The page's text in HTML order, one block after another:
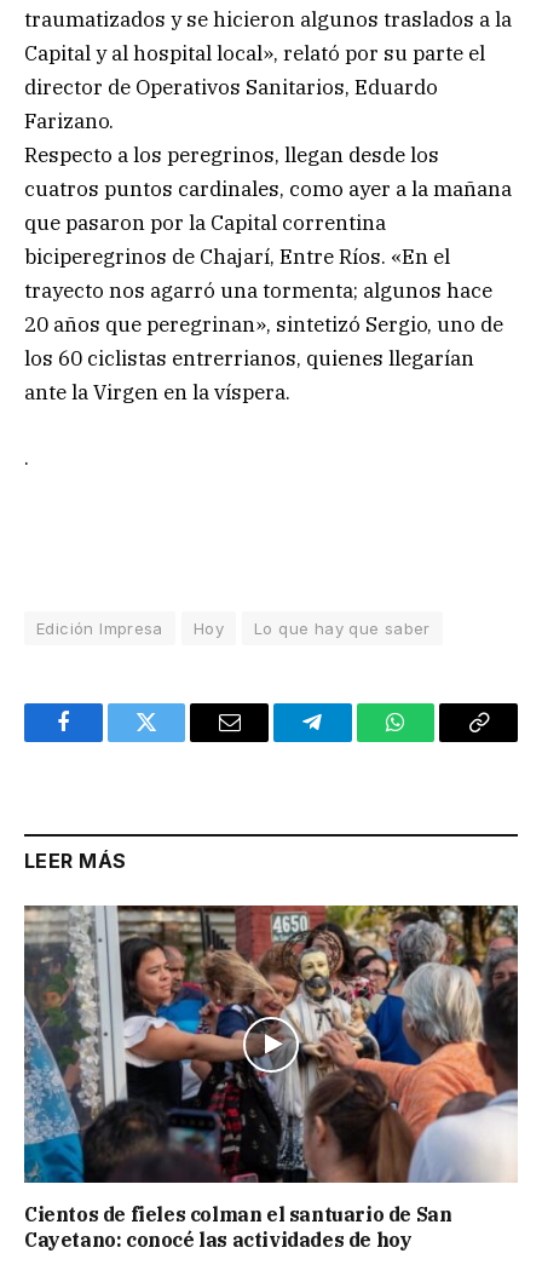
traumatizados y se hicieron algunos traslados a la
Capital y al hospital local», relató por su parte el
director de Operativos Sanitarios, Eduardo
Farizano.
Respecto a los peregrinos, llegan desde los
cuatros puntos cardinales, como ayer a la mañana
que pasaron por la Capital correntina
biciperegrinos de Chajarí, Entre Ríos. «En el
trayecto nos agarró una tormenta; algunos hace
20 años que peregrinan», sintetizó Sergio, uno de
los 60 ciclistas entrerrianos, quienes llegarían
ante la Virgen en la víspera.
.
Edición Impresa Hoy Lo que hay que saber
FacebookTwitter Email TelegramWhatsAppCopy
LEER MÁS
Cientos de fieles colman el santuario de San
Cayetano: conocé las actividades de hoy